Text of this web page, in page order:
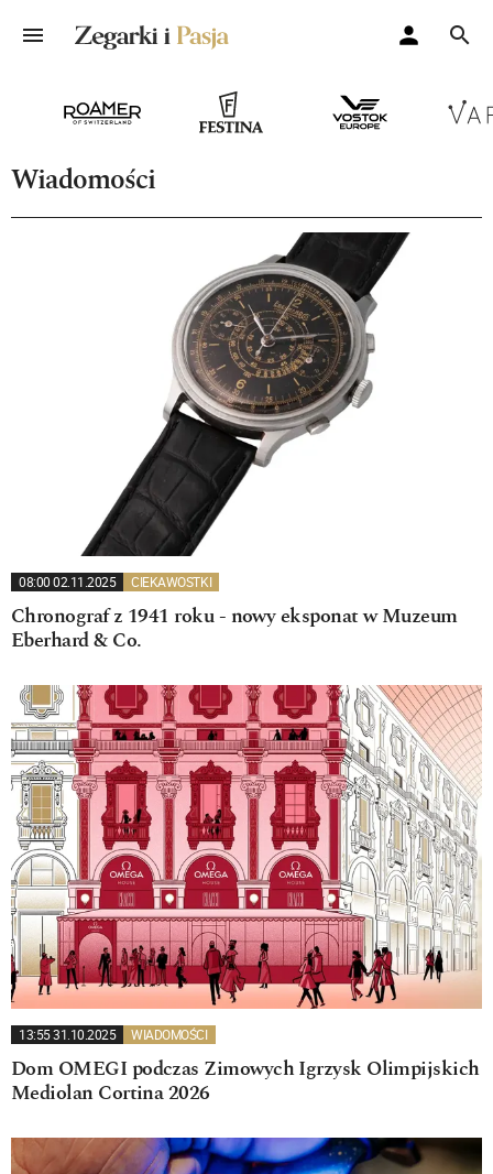
Wiadomości
08:00 02.11.2025 CIEKAWOSTKI
Chronograf z 1941 roku - nowy eksponat w Muzeum
Eberhard & Co.
13:55 31.10.2025 WIADOMOŚCI
Dom OMEGI podczas Zimowych Igrzysk Olimpijskich
Mediolan Cortina 2026